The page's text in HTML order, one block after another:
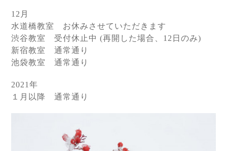
12月
水道橋教室 お休みさせていただきます
渋谷教室 受付休止中 (再開した場合、12日のみ)
新宿教室 通常通り
池袋教室 通常通り
2021年
１月以降 通常通り